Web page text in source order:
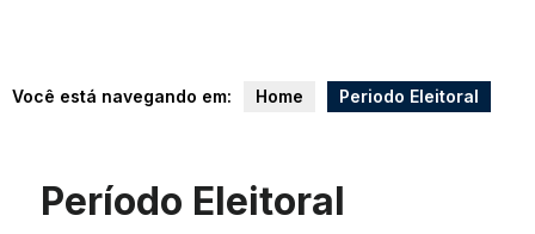
Você está navegando em: Home Periodo Eleitoral
Período Eleitoral